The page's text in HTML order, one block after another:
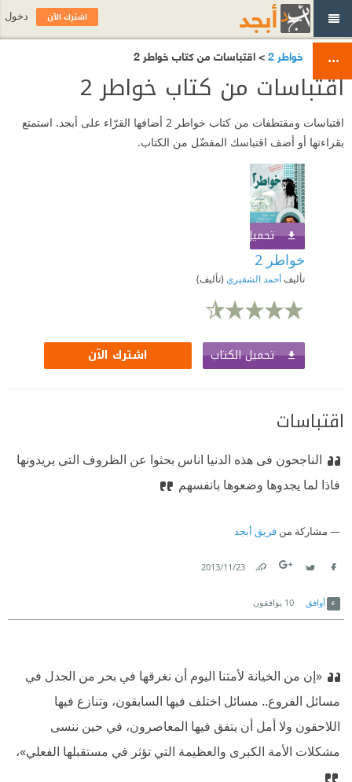
خواطر 2 > اقتباسات من كتاب خواطر 2
اقتباسات من كتاب خواطر 2
اقتباسات ومقتطفات من كتاب خواطر 2 أضافها القرّاء على أبجد. استمتع
بقراءتها أو أضف اقتباسك المفضّل من الكتاب.
تحميل الكتاب
خواطر 2
تأليفأحمد الشقيري (تأليف)
تحميل الكتاب اشترك الآن
اقتباسات
الناجحون فى هذه الدنيا اناس بحثوا عن الظروف التى يريدونها
فاذا لما يجدوها وضعوها بانفسهم
مشاركة من فريق أبجد
23‏/11‏/2013
أوافق 10 يوافقون
«إن من الخيانة لأمتنا اليوم أن نغرقها في ‬بحر من الجدل في
‬مسائل الفروع.. ‬مسائل اختلف فيها السابقون، وتنازع فيها
اللاحقون ولا أمل أن ‬يتفق فيها المعاصرون، ‬في ‬حين ننسى
مشكلات الأمة الكبرى والعظيمة التي ‬تؤثر في ‬مستقبلها الفعلي»،
اشترك الآن دخول